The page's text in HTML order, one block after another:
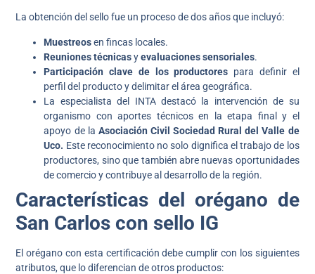
La obtención del sello fue un proceso de dos años que incluyó:
Muestreosen fincas locales.
Reuniones técnicasyevaluaciones sensoriales.
Participación clave de los productores para definir el
perfil del producto y delimitar el área geográfica.
La especialista del INTA destacó la intervención de su
organismo con aportes técnicos en la etapa final y el
apoyo de la Asociación Civil Sociedad Rural del Valle de
Uco. Este reconocimiento no solo dignifica el trabajo de los
productores, sino que también abre nuevas oportunidades
de comercio y contribuye al desarrollo de la región.
Características del orégano de
San Carlos con sello IG
El orégano con esta certificación debe cumplir con los siguientes
atributos, que lo diferencian de otros productos: